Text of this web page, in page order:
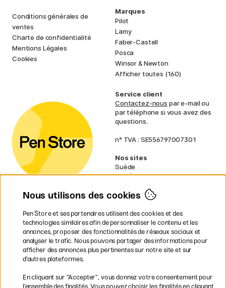
Conditions générales de
ventes
Charte de confidentialité
Mentions Légales
Cookies
Marques
Pilot
Lamy
Faber-Castell
Posca
Winsor & Newton
Afficher toutes (160)
Service client
Contactez-nous par e-mail ou
par téléphone si vous avez des
questions.
n° TVA : SE556797007301
Nos sites
Suède
Norvège
Finlande
Irlande
Pays-Bas
Royaume-Uni
UE
volumineux.
Nous utilisons des cookies
Pen Store et ses partenaires utilisent des cookies et des
technologies similaires afin de personnaliser le contenu et les
annonces, proposer des fonctionnalités de réseaux sociaux et
analyser le trafic. Nous pouvons partager des informations pour
afficher des annonces plus pertinentes sur notre site et sur
d’autres plateformes.
En cliquant sur ”Accepter”, vous donnez votre consentement pour
l’ensemble des finalités. Vous pouvez choisir les finalités en cliquant